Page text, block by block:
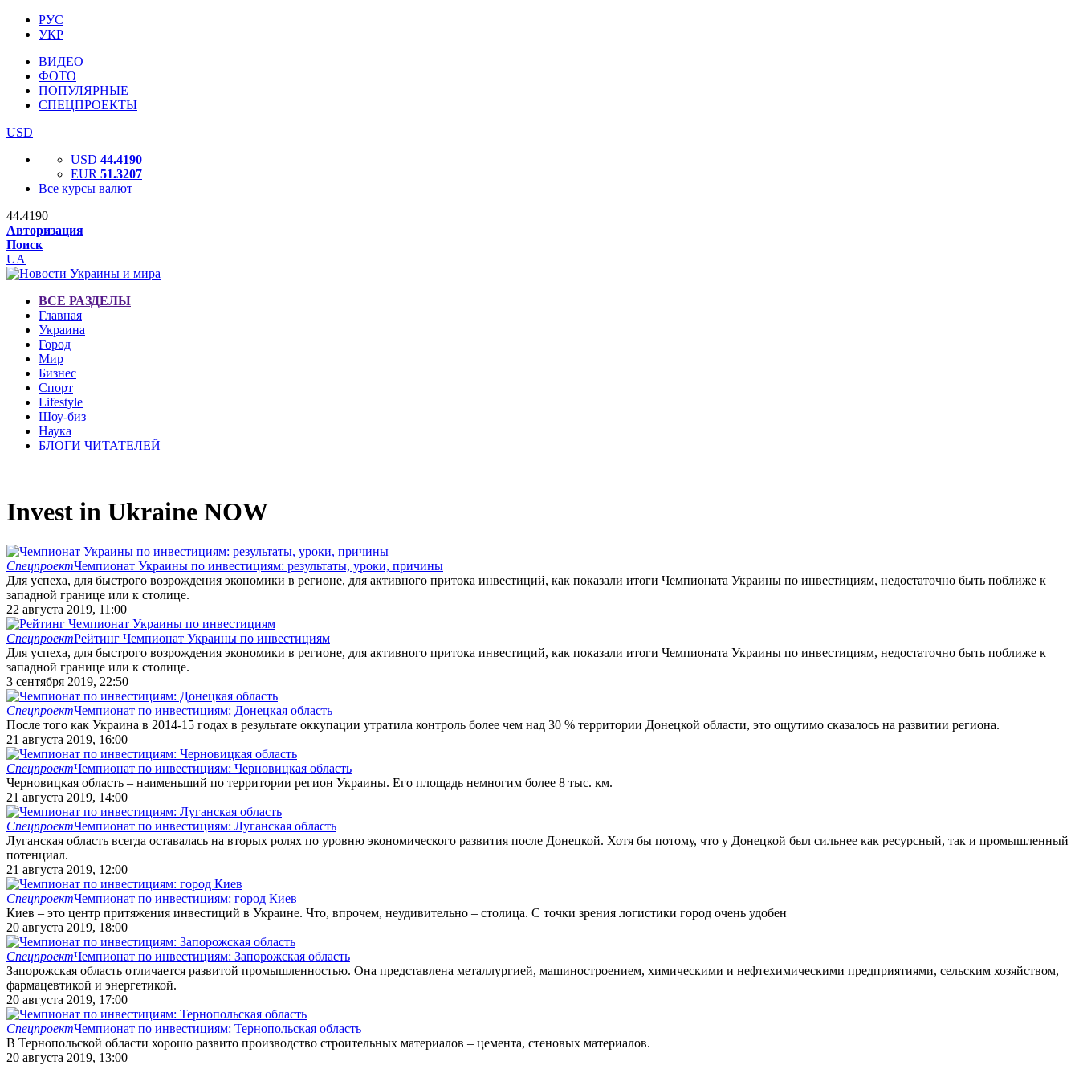
РУС
УКР
ВИДЕО
ФОТО
ПОПУЛЯРНЫЕ
СПЕЦПРОЕКТЫ
USD
USD 44.4190
EUR 51.3207
Все курсы валют
44.4190
Авторизация
Поиск
UA
ВСЕ РАЗДЕЛЫ
Главная
Украина
Город
Мир
Бизнес
Спорт
Lifestyle
Шоу-биз
Наука
БЛОГИ ЧИТАТЕЛЕЙ
Invest in Ukraine NOW
СпецпроектЧемпионат Украины по инвестициям: результаты, уроки, причины
Для успеха, для быстрого возрождения экономики в регионе, для активного притока инвестиций, как показали итоги Чемпионата Украины по инвестициям, недостаточно быть поближе к
западной границе или к столице.
22 августа 2019, 11:00
СпецпроектРейтинг Чемпионат Украины по инвестициям
Для успеха, для быстрого возрождения экономики в регионе, для активного притока инвестиций, как показали итоги Чемпионата Украины по инвестициям, недостаточно быть поближе к
западной границе или к столице.
3 сентября 2019, 22:50
СпецпроектЧемпионат по инвестициям: Донецкая область
После того как Украина в 2014-15 годах в результате оккупации утратила контроль более чем над 30 % территории Донецкой области, это ощутимо сказалось на развитии региона.
21 августа 2019, 16:00
СпецпроектЧемпионат по инвестициям: Черновицкая область
Черновицкая область – наименьший по территории регион Украины. Его площадь немногим более 8 тыс. км.
21 августа 2019, 14:00
СпецпроектЧемпионат по инвестициям: Луганская область
Луганская область всегда оставалась на вторых ролях по уровню экономического развития после Донецкой. Хотя бы потому, что у Донецкой был сильнее как ресурсный, так и промышленный
потенциал.
21 августа 2019, 12:00
СпецпроектЧемпионат по инвестициям: город Киев
Киев – это центр притяжения инвестиций в Украине. Что, впрочем, неудивительно – столица. С точки зрения логистики город очень удобен
20 августа 2019, 18:00
СпецпроектЧемпионат по инвестициям: Запорожская область
Запорожская область отличается развитой промышленностью. Она представлена металлургией, машиностроением, химическими и нефтехимическими предприятиями, сельским хозяйством,
фармацевтикой и энергетикой.
20 августа 2019, 17:00
СпецпроектЧемпионат по инвестициям: Тернопольская область
В Тернопольской области хорошо развито производство строительных материалов – цемента, стеновых материалов.
20 августа 2019, 13:00